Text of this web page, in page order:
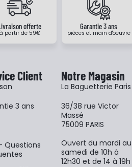
offerte
à partir de 59€
Garantie 3 ans
pièces et main d'oeuvre
Client
3 ans
Questions
Notre Magasin
La Baguetterie Paris
36/38 rue Victor
Massé
75009 PARIS
Ouvert du mardi au
samedi de 10h à
12h30 et de 14 à 19h